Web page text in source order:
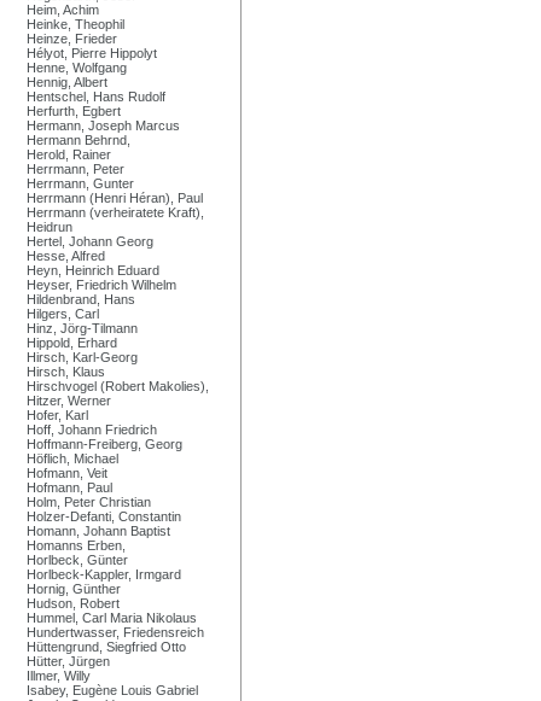
Heim, Achim
Heinke, Theophil
Heinze, Frieder
Hélyot, Pierre Hippolyt
Henne, Wolfgang
Hennig, Albert
Hentschel, Hans Rudolf
Herfurth, Egbert
Hermann, Joseph Marcus
Hermann Behrnd,
Herold, Rainer
Herrmann, Peter
Herrmann, Gunter
Herrmann (Henri Héran), Paul
Herrmann (verheiratete Kraft),
Heidrun
Hertel, Johann Georg
Hesse, Alfred
Heyn, Heinrich Eduard
Heyser, Friedrich Wilhelm
Hildenbrand, Hans
Hilgers, Carl
Hinz, Jörg-Tilmann
Hippold, Erhard
Hirsch, Karl-Georg
Hirsch, Klaus
Hirschvogel (Robert Makolies),
Hitzer, Werner
Hofer, Karl
Hoff, Johann Friedrich
Hoffmann-Freiberg, Georg
Höflich, Michael
Hofmann, Veit
Hofmann, Paul
Holm, Peter Christian
Holzer-Defanti, Constantin
Homann, Johann Baptist
Homanns Erben,
Horlbeck, Günter
Horlbeck-Kappler, Irmgard
Hornig, Günther
Hudson, Robert
Hummel, Carl Maria Nikolaus
Hundertwasser, Friedensreich
Hüttengrund, Siegfried Otto
Hütter, Jürgen
Illmer, Willy
Isabey, Eugène Louis Gabriel